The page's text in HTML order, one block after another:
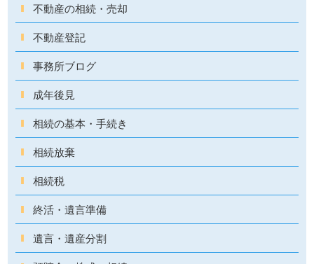
不動産の相続・売却
不動産登記
事務所ブログ
成年後見
相続の基本・手続き
相続放棄
相続税
終活・遺言準備
遺言・遺産分割